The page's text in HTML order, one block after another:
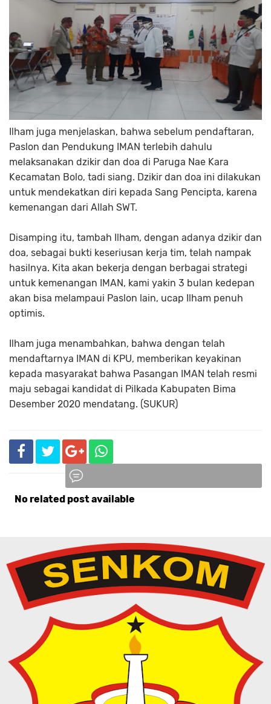
Ilham juga menjelaskan, bahwa sebelum pendaftaran,
Paslon dan Pendukung IMAN terlebih dahulu
melaksanakan dzikir dan doa di Paruga Nae Kara
Kecamatan Bolo, tadi siang. Dzikir dan doa ini dilakukan
untuk mendekatkan diri kepada Sang Pencipta, karena
kemenangan dari Allah SWT.
Disamping itu, tambah Ilham, dengan adanya dzikir dan
doa, sebagai bukti keseriusan kerja tim, telah nampak
hasilnya. Kita akan bekerja dengan berbagai strategi
untuk kemenangan IMAN, kami yakin 3 bulan kedepan
akan bisa melampaui Paslon lain, ucap Ilham penuh
optimis.
Ilham juga menambahkan, bahwa dengan telah
mendaftarnya IMAN di KPU, memberikan keyakinan
kepada masyarakat bahwa Pasangan IMAN telah resmi
maju sebagai kandidat di Pilkada Kabupaten Bima
Desember 2020 mendatang. (SUKUR)
No related post available